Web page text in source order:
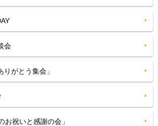
会
りがとう集会」
お祝いと感謝の会」